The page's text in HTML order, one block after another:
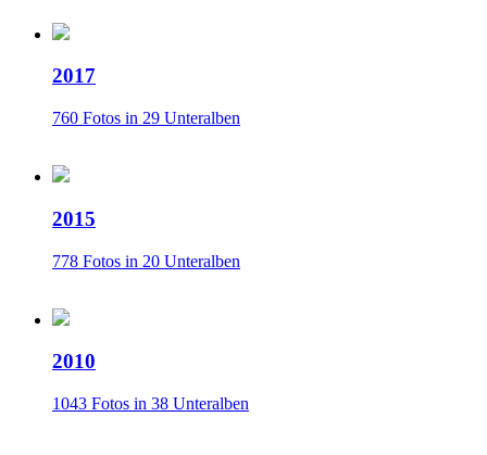
2017
760 Fotos in 29 Unteralben
2015
778 Fotos in 20 Unteralben
2010
1043 Fotos in 38 Unteralben